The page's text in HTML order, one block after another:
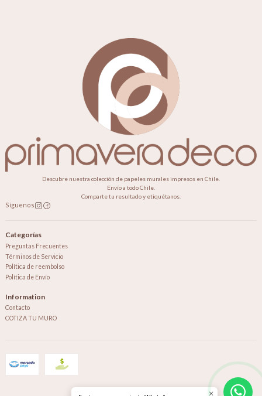
Descubre nuestra colección de papeles murales impresos en Chile.
Envío a todo Chile.
Comparte tu resultado y etiquétanos.
Síguenos
Categorías
Preguntas Frecuentes
Términos de Servicio
Política de reembolso
Política de Envío
Information
Contacto
COTIZA TU MURO